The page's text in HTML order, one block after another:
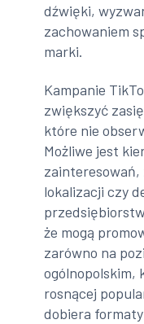
dźwięki,
zachowaniem
marki.
Kampanie
zwiększyć
które nie
Możliwe jest
lokalizacji czy
że mogą
zarówno na
ogólnopolskim,
rosnącej
dobiera